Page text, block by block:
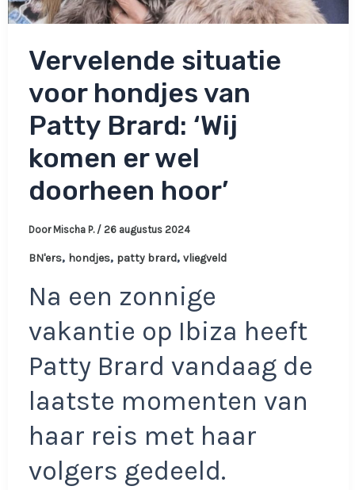
Vervelende situatie
voor hondjes van
Patty Brard: ‘Wij
komen er wel
doorheen hoor’
Door Mischa P. / 26 augustus 2024
BN'ers, hondjes, patty brard, vliegveld
Na een zonnige
vakantie op Ibiza heeft
Patty Brard vandaag de
laatste momenten van
haar reis met haar
volgers gedeeld.